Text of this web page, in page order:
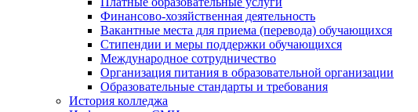
Финансово-хозяйственная деятельность
Вакантные места для приема (перевода) обучающихся
Стипендии и меры поддержки обучающихся
Международное сотрудничество
Организация питания в образовательной организации
Образовательные стандарты и требования
История колледжа